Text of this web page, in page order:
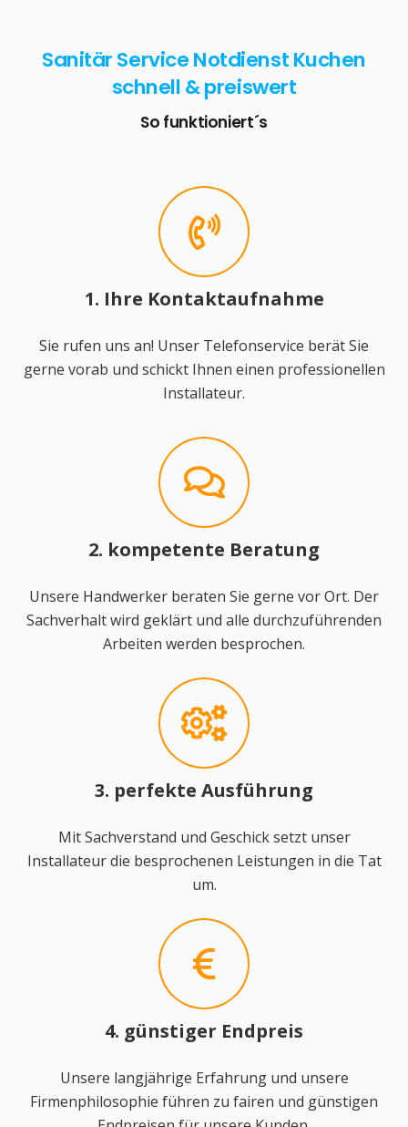
Sanitär Service Notdienst Kuchen
schnell & preiswert
So funktioniert´s
1. Ihre Kontaktaufnahme
Sie rufen uns an! Unser Telefonservice berät Sie
gerne vorab und schickt Ihnen einen professionellen
Installateur.
2. kompetente Beratung
Unsere Handwerker beraten Sie gerne vor Ort. Der
Sachverhalt wird geklärt und alle durchzuführenden
Arbeiten werden besprochen.
3. perfekte Ausführung
Mit Sachverstand und Geschick setzt unser
Installateur die besprochenen Leistungen in die Tat
um.
4. günstiger Endpreis
Unsere langjährige Erfahrung und unsere
Firmenphilosophie führen zu fairen und günstigen